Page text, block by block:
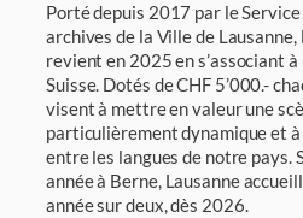
Porté depuis 2017 par le
archives de la Ville de
revient en 2025 en s’associant
Suisse. Dotés de CHF 5’000.-
visent à mettre en valeur une
particulièrement dynamique et
entre les langues de notre pays.
année à Berne, Lausanne
année sur deux, dès 2026.